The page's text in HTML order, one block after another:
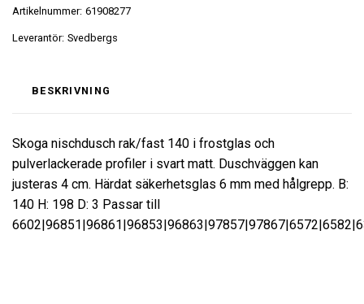
Artikelnummer: 61908277
Leverantör: Svedbergs
BESKRIVNING
Skoga nischdusch rak/fast 140 i frostglas och
pulverlackerade profiler i svart matt. Duschväggen kan
justeras 4 cm. Härdat säkerhetsglas 6 mm med hålgrepp. B:
140 H: 198 D: 3 Passar till